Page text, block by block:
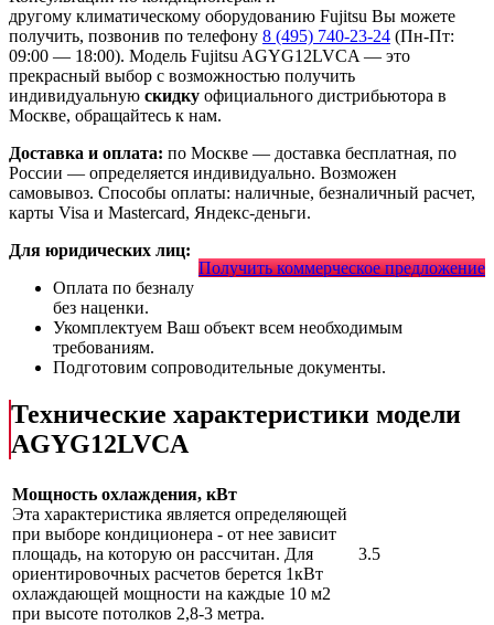
другому климатическому оборудованию Fujitsu Вы можете
получить, позвонив по телефону 8 (495) 740-23-24 (Пн-Пт:
09:00 — 18:00). Модель Fujitsu AGYG12LVCA — это
прекрасный выбор с возможностью получить
индивидуальную скидку официального дистрибьютора в
Москве, обращайтесь к нам.
Доставка и оплата: по Москве — доставка бесплатная, по
России — определяется индивидуально. Возможен
самовывоз. Способы оплаты: наличные, безналичный расчет,
карты Visa и Mastercard, Яндекс-деньги.
Получить коммерческое предложение
Для юридических лиц:
Оплата по безналу
без наценки.
Укомплектуем Ваш объект всем необходимым
требованиям.
Подготовим сопроводительные документы.
Технические характеристики модели
AGYG12LVCA
Мощность охлаждения, кВт
Эта характеристика является определяющей
при выборе кондиционера - от нее зависит
площадь, на которую он рассчитан. Для
ориентировочных расчетов берется 1кВт
охлаждающей мощности на каждые 10 м2
при высоте потолков 2,8-3 метра.
3.5